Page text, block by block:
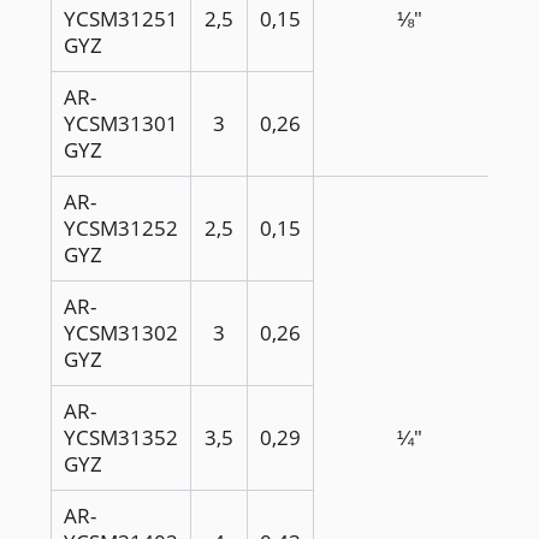
⅛"
YCSM31251
GYZ
2,5 0,15
AR-
YCSM31301
GYZ
3 0,26
AR-
YCSM31252
GYZ
2,5 0,15
¼"
AR-
YCSM31302
GYZ
3 0,26
AR-
YCSM31352
GYZ
3,5 0,29
AR-